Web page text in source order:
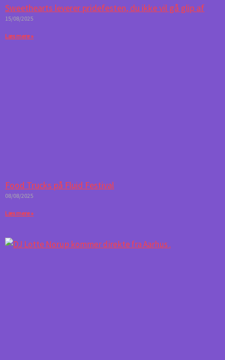
Sweethearts leverer pridefesten, du ikke vil gå glip af
15/08/2025
Læs mere »
Food Trucks på Fluid Festival
08/08/2025
Læs mere »